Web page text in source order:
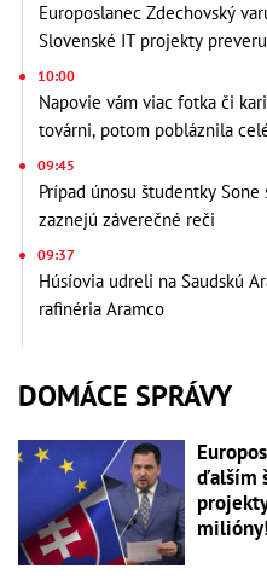
Europoslanec Zdechovský
Slovenské IT projekty
10:00
Napovie vám viac fotka či
továrni, potom pobláznila
09:45
Prípad únosu študentky
zaznejú záverečné reči
09:37
Húsíovia udreli na Saudskú
rafinéria Aramco
DOMÁCE SPRÁVY
ďalším
milióny!